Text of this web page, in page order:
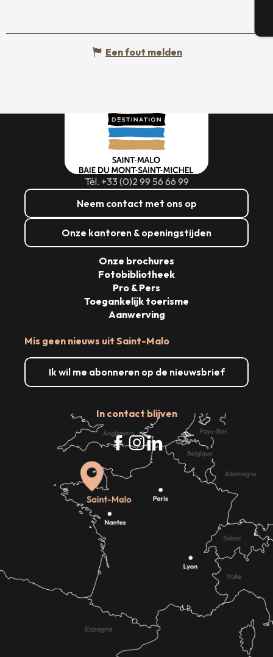
Een fout melden
Tél. +33 (0)2 99 56 66 99
Neem contact met ons op
Onze kantoren & openingstijden
Mis geen nieuws uit Saint-Malo
Ik wil me abonneren op de nieuwsbrief
In contact blijven
Onze brochures
Fotobibliotheek
Pro & Pers
Toegankelijk toerisme
Aanwerving